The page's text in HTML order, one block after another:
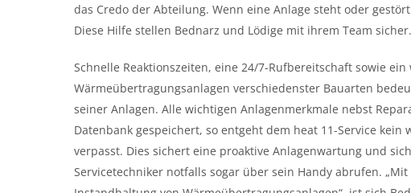
das Credo der Abteilung. Wenn eine Anlage steht oder
Diese Hilfe stellen Bednarz und Lödige mit ihrem Team sicher.
Schnelle Reaktionszeiten, eine 24/7-Rufbereitschaft sowie
Wärmeübertragungsanlagen verschiedenster Bauarten
seiner Anlagen. Alle wichtigen Anlagenmerkmale nebst
Datenbank gespeichert, so entgeht dem heat 11-Service
verpasst. Dies sichert eine proaktive Anlagenwartung und
Servicetechniker notfalls sogar über sein Handy abrufen.